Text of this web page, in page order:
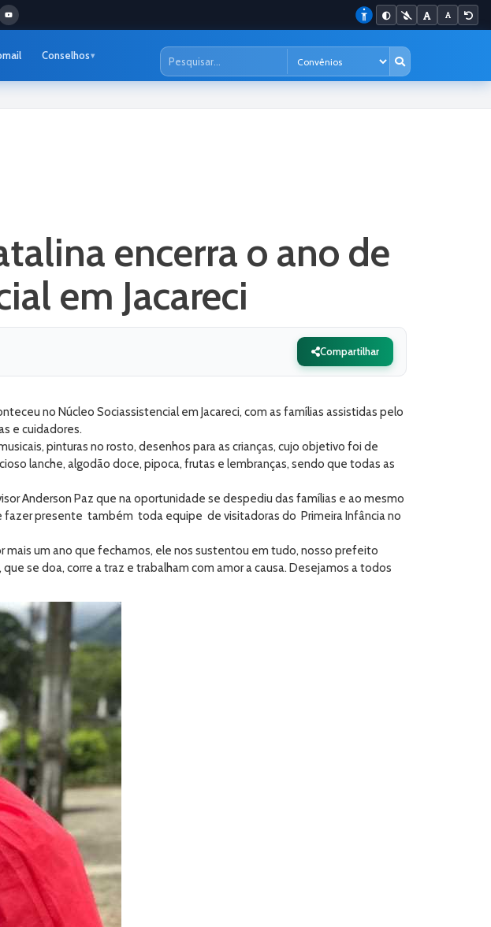
Conselhos
encerra o ano de
em Jacareci
Compartilhar
no Núcleo Sociassistencial em Jacareci, com as famílias assistidas pelo
e cuidadores.
pinturas no rosto, desenhos para as crianças, cujo objetivo foi de
lanche, algodão doce, pipoca, frutas e lembranças, sendo que todas as
Anderson Paz que na oportunidade se despediu das famílias e ao mesmo
fazer presente também toda equipe de visitadoras do Primeira Infância no
mais um ano que fechamos, ele nos sustentou em tudo, nosso prefeito
se doa, corre a traz e trabalham com amor a causa. Desejamos a todos